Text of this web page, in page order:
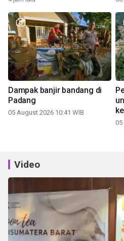
Dampak banjir bandang di
Padang
05 August 2026 10:41 WIB
05
Video